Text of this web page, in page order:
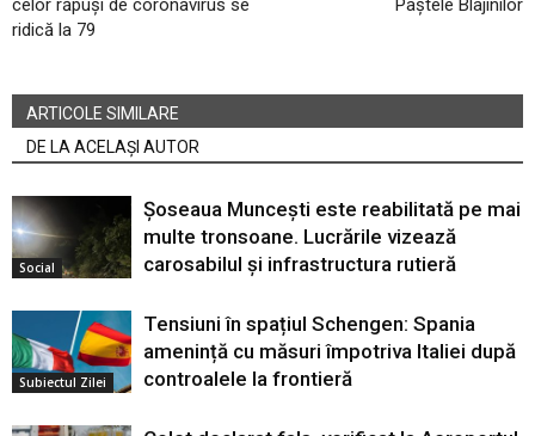
celor răpuși de coronavirus se
ridică la 79
Paștele Blajinilor
ARTICOLE SIMILARE
DE LA ACELAȘI AUTOR
Social
Șoseaua Muncești este reabilitată pe mai
multe tronsoane. Lucrările vizează
carosabilul și infrastructura rutieră
Subiectul Zilei
Tensiuni în spațiul Schengen: Spania
amenință cu măsuri împotriva Italiei după
controalele la frontieră